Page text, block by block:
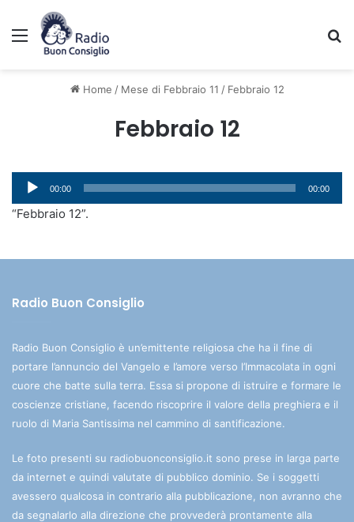
Menu
Home / Mese di Febbraio 11 / Febbraio 12
Febbraio 12
Audio
Player
00:00 00:00
“Febbraio 12”.
Radio Buon Consiglio
Radio Buon Consiglio è un’emittente religiosa che ha il fine di
portare l’annuncio del Vangelo e l’amore verso l’Immacolata in ogni
cuore che batte sulla terra. Essa si propone di istruire e formare le
coscienze cristiane, facendo riscoprire il valore della preghiera e il
ruolo di Maria Santissima nel cammino di santificazione.
Le foto presenti su radiobuonconsiglio.it sono prese in larga parte
da internet e quindi valutate di pubblico dominio. Se i soggetti
avessero qualcosa in contrario alla pubblicazione, non avranno che
da segnalarlo alla direzione che provvederà prontamente alla